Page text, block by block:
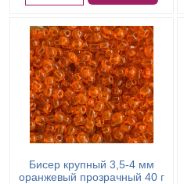
Бисер крупный 3,5-4 мм
оранжевый прозрачный 40 г